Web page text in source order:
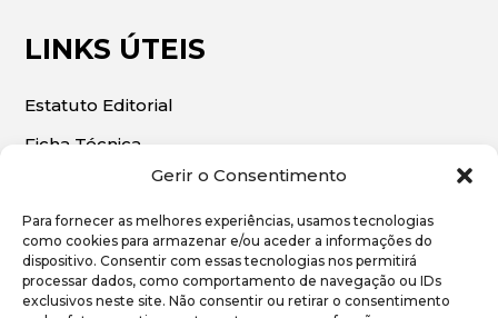
Gerir o Consentimento
Para fornecer as melhores experiências, usamos tecnologias
como cookies para armazenar e/ou aceder a informações do
dispositivo. Consentir com essas tecnologias nos permitirá
processar dados, como comportamento de navegação ou IDs
exclusivos neste site. Não consentir ou retirar o consentimento
LINKS ÚTEIS
Estatuto Editorial
Ficha Técnica
© 2026 | O Algarve Económico. Todos os direitos
reservados.